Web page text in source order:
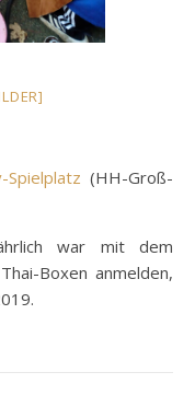
Spielplatz (HH-Groß-
war mit dem
Boxen anmelden,